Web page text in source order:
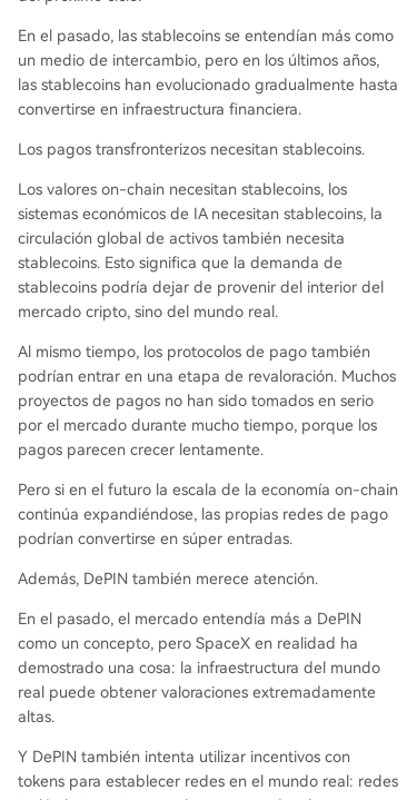
En el pasado, las stablecoins se entendían más como
un medio de intercambio, pero en los últimos años,
las stablecoins han evolucionado gradualmente hasta
convertirse en infraestructura financiera.
Los pagos transfronterizos necesitan stablecoins.
Los valores on-chain necesitan stablecoins, los
sistemas económicos de IA necesitan stablecoins, la
circulación global de activos también necesita
stablecoins. Esto significa que la demanda de
stablecoins podría dejar de provenir del interior del
mercado cripto, sino del mundo real.
Al mismo tiempo, los protocolos de pago también
podrían entrar en una etapa de revaloración. Muchos
proyectos de pagos no han sido tomados en serio
por el mercado durante mucho tiempo, porque los
pagos parecen crecer lentamente.
Pero si en el futuro la escala de la economía on-chain
continúa expandiéndose, las propias redes de pago
podrían convertirse en súper entradas.
Además, DePIN también merece atención.
En el pasado, el mercado entendía más a DePIN
como un concepto, pero SpaceX en realidad ha
demostrado una cosa: la infraestructura del mundo
real puede obtener valoraciones extremadamente
altas.
Y DePIN también intenta utilizar incentivos con
tokens para establecer redes en el mundo real: redes